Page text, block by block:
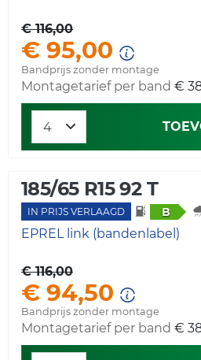
€ 116,00
€ 95,00
Bandprijs zonder montage
Montagetarief per band €
185/65 R15 92 T
IN PRIJS VERLAAGD B
EPREL link (bandenlabel)
€ 116,00
€ 94,50
Bandprijs zonder montage
Montagetarief per band €